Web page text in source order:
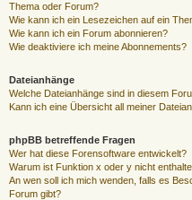
Thema oder Forum?
Wie kann ich ein Lesezeichen auf ein
Wie kann ich ein Forum abonnieren?
Wie deaktiviere ich meine Abonnements?
Dateianhänge
Welche Dateianhänge sind in diesem
Kann ich eine Übersicht all meiner
phpBB betreffende Fragen
Wer hat diese Forensoftware entwickelt?
Warum ist Funktion x oder y nicht
An wen soll ich mich wenden, falls es
Forum gibt?